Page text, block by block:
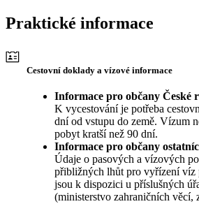
Praktické informace
Cestovní doklady a vízové informace
Informace pro občany České
K vycestování je potřeba
dní od vstupu do země. Vízum
pobyt kratší než 90 dní.
Informace pro občany
Údaje o pasových a vízových
přibližných lhůt pro vyřízení víz
jsou k dispozici u příslušných
(ministerstvo zahraničních věcí,